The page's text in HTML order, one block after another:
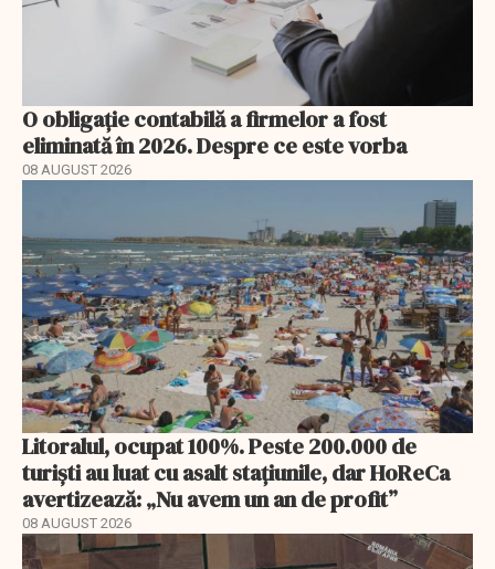
O obligație contabilă a firmelor a fost
eliminată în 2026. Despre ce este vorba
08 AUGUST 2026
Litoralul, ocupat 100%. Peste 200.000 de
turiști au luat cu asalt stațiunile, dar HoReCa
avertizează: „Nu avem un an de profit”
08 AUGUST 2026